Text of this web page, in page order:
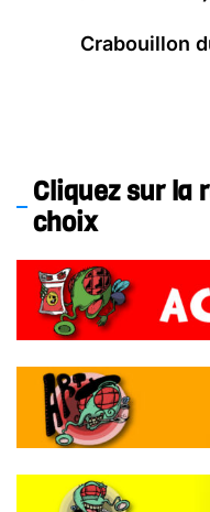
post:
Crabouillon
Cliquez sur la
choix